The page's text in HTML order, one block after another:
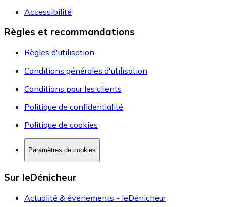
Accessibilité
Règles et recommandations
Règles d'utilisation
Conditions générales d'utilisation
Conditions pour les clients
Politique de confidentialité
Politique de cookies
Paramètres de cookies
Sur leDénicheur
Actualité & événements - leDénicheur